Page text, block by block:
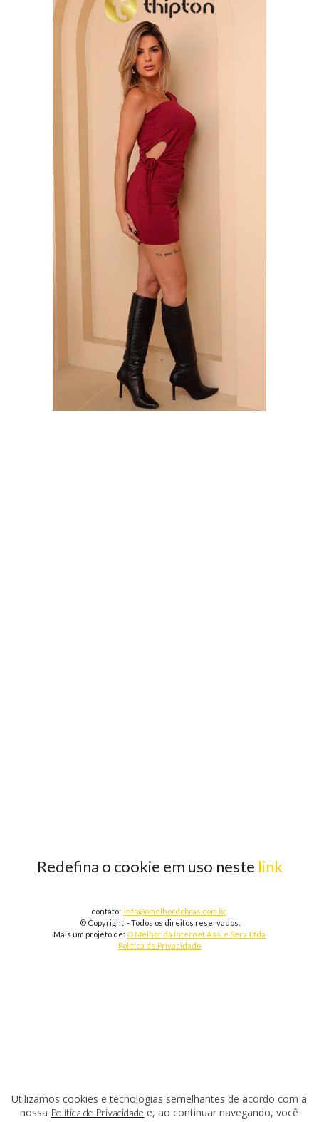
Redefina o cookie em uso neste link
contato: info@omelhordobras.com.br
© Copyright - Todos os direitos reservados.
Mais um projeto de: O Melhor da Internet Ass. e Serv. Ltda
Política de Privacidade
Utilizamos cookies e tecnologias semelhantes de acordo com a
nossa Política de Privacidade e, ao continuar navegando, você